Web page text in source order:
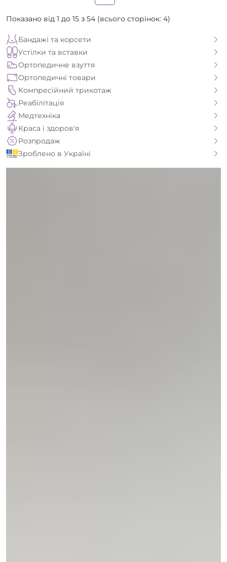
Показано від 1 до 15 з 54 (всього сторінок: 4)
Бандажі та корсети
Устілки та вставки
Ортопедичне взуття
Ортопедичні товари
Компресійний трикотаж
Реабілітація
Медтехніка
Краса і здоров'я
Розпродаж
Зроблено в Україні